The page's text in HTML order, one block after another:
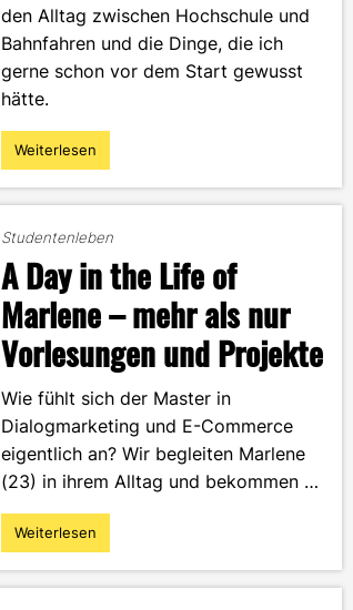
den Alltag zwischen Hochschule und
Bahnfahren und die Dinge, die ich
gerne schon vor dem Start gewusst
hätte.
"Zwischen
Hörsaal
Lohnt
sich
der
DEC
Master
als
Weiterlesen
Studentenleben
A Day in the Life of
Marlene – mehr als nur
Vorlesungen und Projekte
Wie fühlt sich der Master in
Dialogmarketing und E-Commerce
eigentlich an? Wir begleiten Marlene
(23) in ihrem Alltag und bekommen …
"A
Day
Weiterlesen